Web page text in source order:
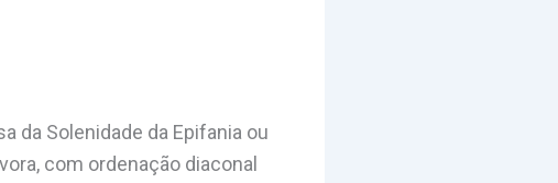
da Solenidade da Epifania ou
com ordenação diaconal